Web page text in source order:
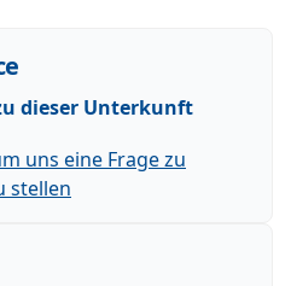
dieser Unterkunft
uns eine Frage zu
stellen